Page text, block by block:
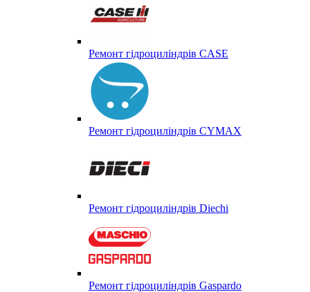
Ремонт гідроциліндрів CASE
Ремонт гідроциліндрів CYMAX
Ремонт гідроциліндрів Diechi
Ремонт гідроциліндрів Gaspardo